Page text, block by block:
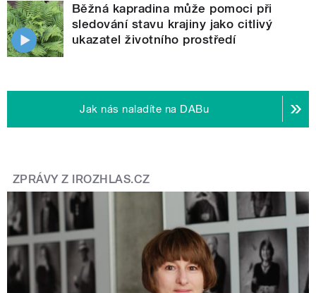
Běžná kapradina může pomoci při
sledování stavu krajiny jako citlivý
ukazatel životního prostředí
Jak nás naladíte na DABu
ZPRÁVY Z IROZHLAS.CZ